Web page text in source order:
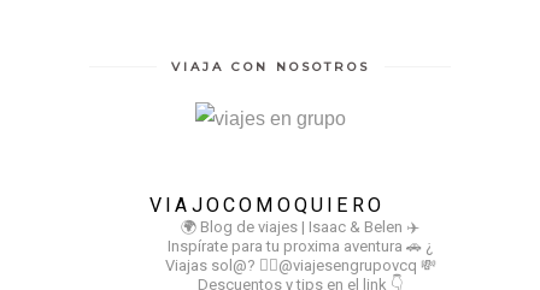
VIAJA CON NOSOTROS
VIAJOCOMOQUIERO
🌍 Blog de viajes | Isaac & Belen ✈️
Inspírate para tu proxima aventura 🚗 ¿
Viajas sol@? 👉🏻@viajesengrupovcq 💸
Descuentos y tips en el link 👇